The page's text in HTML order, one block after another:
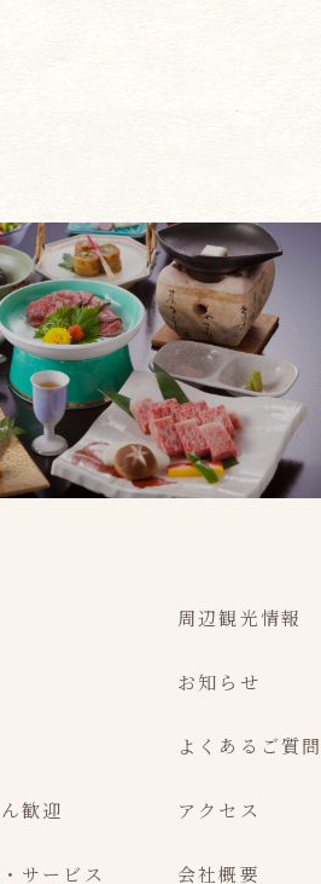
歓迎
サービス
周辺観光情報
お知らせ
よくあるご質
アクセス
会社概要